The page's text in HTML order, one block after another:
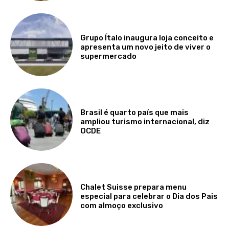
Grupo Ítalo inaugura loja conceito e
apresenta um novo jeito de viver o
supermercado
Brasil é quarto país que mais
ampliou turismo internacional, diz
OCDE
Chalet Suisse prepara menu
especial para celebrar o Dia dos Pais
com almoço exclusivo